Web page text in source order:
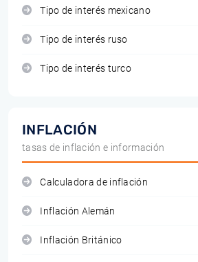
Tipo de interés mexicano
Tipo de interés ruso
Tipo de interés turco
INFLACIÓN
tasas de inflación e información
Calculadora de inflación
Inflación Alemán
Inflación Británico